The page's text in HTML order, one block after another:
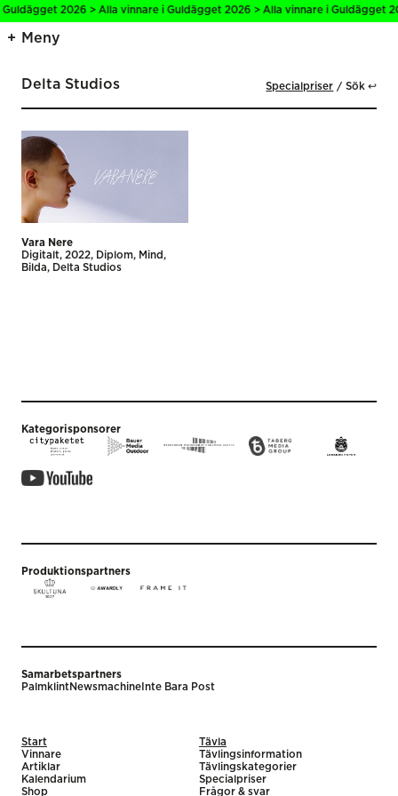
2026 > Alla vinnare i Guldägget 2026 > Alla vinnare i Guldägget
Meny
Delta Studios Specialpriser Sök ↩
Vara Nere
Digitalt 2022 Diplom
Mind,
Bilda
Delta Studios
Kategorisponsorer
Produktionspartners
Samarbetspartners
PalmklintNewsmachine Inte Bara Post
Start
Vinnare
Artiklar
Kalendarium
Shop
Tävla
Tävlingsinformation
Tävlingskategorier
Specialpriser
Frågor & svar